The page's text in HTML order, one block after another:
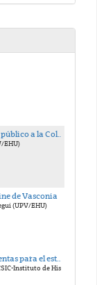
EHU)
de Vasconia
(UPV/EHU)